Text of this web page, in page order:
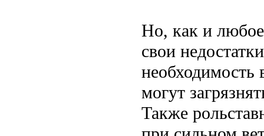
Но, как и любое
свои
могут
Также